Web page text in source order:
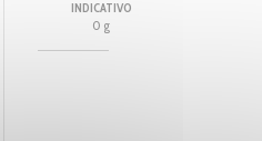
INDICATIVO
0 g